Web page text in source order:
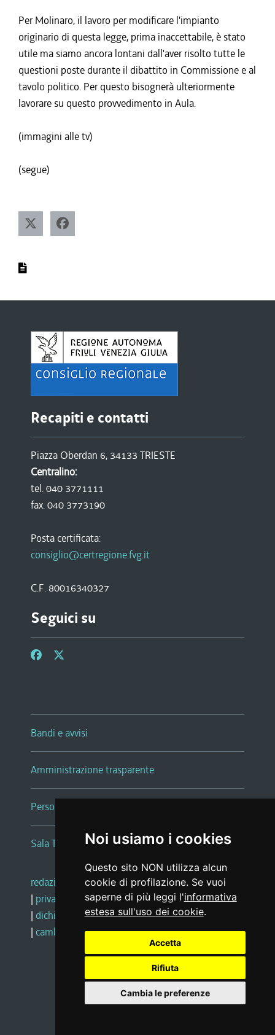
Noi usiamo i cookies
Questo sito NON utilizza alcun
cookie di profilazione. Se vuoi
saperne di più leggi l'informativa
estesa sull'uso dei cookie.
Accetta
Rifiuta
Cambia le preferenze
Per Molinaro, il lavoro per modificare l'impianto
originario di questa legge, prima inaccettabile, è stato
utile ma siamo ancora lontani dall'aver risolto tutte le
questioni poste durante il dibattito in Commissione e al
tavolo politico. Per questo bisognerà ulteriormente
lavorare su questo provvedimento in Aula.
(immagini alle tv)
(segue)
Recapiti e contatti
Piazza Oberdan 6, 34133 TRIESTE
Centralino:
tel. 040 3771111
fax. 040 3773190
Posta certificata:
consiglio@certregione.fvg.it
C.F. 80016340327
Seguici su
Bandi e avvisi
Amministrazione trasparente
Persone e Uffici
Sala Tiziano Tessitori
redazione web |note legali |glossario
| privacy
social media policy
| dichiarazione di accessibilità |feedback
| cambio preferenze cookie
Realizzato da